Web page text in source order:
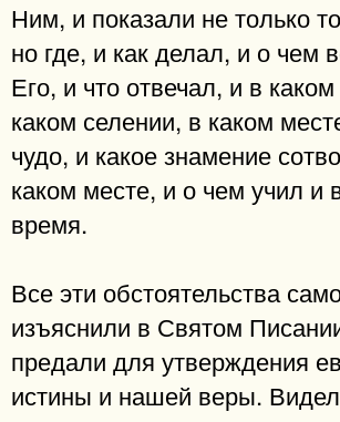
Ним, и показали не только
но где, и как делал, и о чем
Его, и что отвечал, и в
каком селении, в каком
чудо, и какое знамение
каком месте, и о чем учил и
время.
Все эти обстоятельства
изъяснили в Святом
предали для утверждения
истины и нашей веры.